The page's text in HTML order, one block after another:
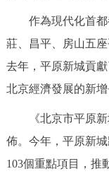
政務服務
個人服務
作為現代化首都
莊、昌平、房山五
去年，平原新城貢
北京經濟發展的新增
《北京市平原新
佈。今年，平原新城
103個重點項目，推